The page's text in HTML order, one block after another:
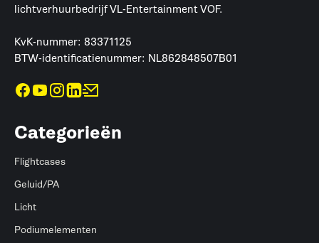
lichtverhuurbedrijf VL-Entertainment VOF.
KvK-nummer: 83371125
BTW-identificatienummer: NL862848507B01
Categorieën
Flightcases
Geluid/PA
Licht
Podiumelementen